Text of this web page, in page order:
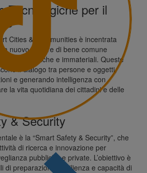
Tecnologiche per il
Cities & Communities è incentrata
nuovo genere di bene comune
tecnologiche e immateriali. Queste
il dialogo tra persone e oggetti,
e generando intelligenza con
la vita quotidiana dei cittadini e delle
& Security
è la “Smart Safety & Security”, che
di ricerca e innovazione per
pubbliche e private. L’obiettivo è
di preparazione, resilienza e capacità di